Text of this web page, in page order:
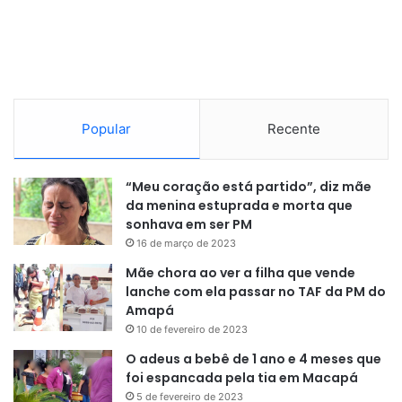
magistrado em seu despacho.
As informações do juiz estão embasadas no inquérito
assinado pelo delegado Wellington Ferraz, da Delegacia
Especializada em Crimes Contra Pessoa (Decipe). Ferraz
declarou que as testemunhas são unanimes em afirmar
que a vítima sequer participava da discussão oriunda da
partida de futebol.
“Era muito comum, durante os jogos, a bola passar pra
casa do policial. Ele teria se irritado e ido ao campo. Lá,
teria discutido com algumas pessoas e passado a
quebrar os refletores. A gente tem imagens disso,
Popular Recente
“Meu coração está partido”, diz mãe
da menina estuprada e morta que
sonhava em ser PM
16 de março de 2023
Mãe chora ao ver a filha que vende
lanche com ela passar no TAF da PM do
Amapá
10 de fevereiro de 2023
O adeus a bebê de 1 ano e 4 meses que
foi espancada pela tia em Macapá
5 de fevereiro de 2023